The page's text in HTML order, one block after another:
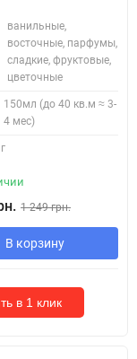
ванильные,
восточные, парфумы,
сладкие, фруктовые,
цветочные
150мл (до 40 кв.м ≈ 3-
4 мес)
1 249 грн.
В корзину
в 1 клик